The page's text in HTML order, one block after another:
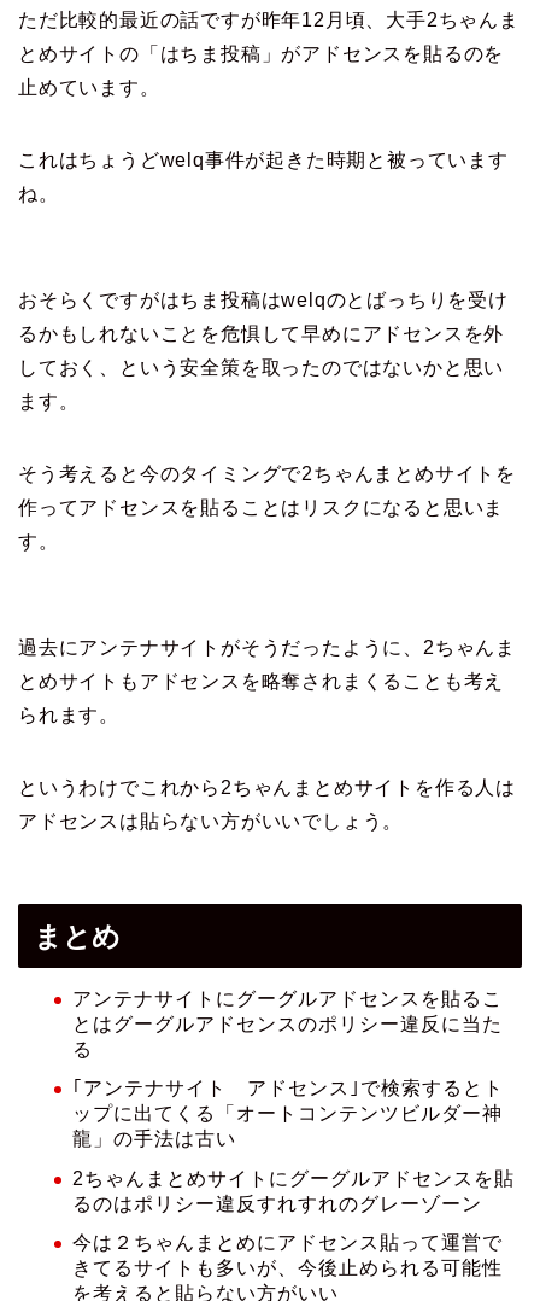
ただ比較的最近の話ですが昨年12月頃、大手2ちゃんま
とめサイトの 「はちま投稿」 がアドセンスを貼るのを
止めています。
これはちょうどwelq事件が起きた時期と被っています
ね。
おそらくですがはちま投稿はwelqのとばっちりを受け
るかもしれないことを危惧して早めにアドセンスを外
しておく、という安全策を取ったのではないかと思い
ます。
そう考えると今のタイミングで2ちゃんまとめサイトを
作ってアドセンスを貼ることはリスクになると思いま
す。
過去にアンテナサイトがそうだったように、2ちゃんま
とめサイトもアドセンスを略奪されまくることも考え
られます。
というわけでこれから2ちゃんまとめサイトを作る人は
アドセンスは貼らない方がいいでしょう。
まとめ
アンテナサイトにグーグルアドセンスを貼るこ
とはグーグルアドセンスのポリシー違反に当た
る
｢アンテナサイト アドセンス｣で検索するとト
ップに出てくる「オートコンテンツビルダー神
龍」の手法は古い
2ちゃんまとめサイトにグーグルアドセンスを貼
るのはポリシー違反すれすれのグレーゾーン
今は２ちゃんまとめにアドセンス貼って運営で
きてるサイトも多いが、今後止められる可能性
を考えると貼らない方がいい